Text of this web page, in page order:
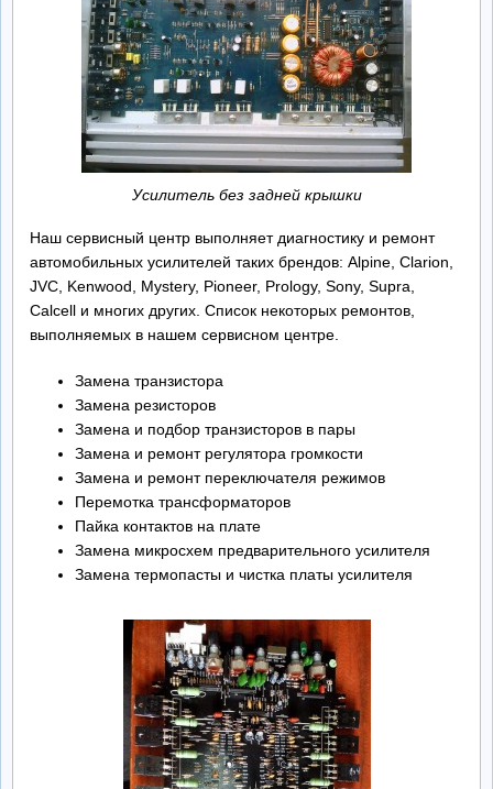
Усилитель без задней крышки
Наш сервисный центр выполняет диагностику и ремонт
автомобильных усилителей таких брендов: Alpine, Clarion,
JVC, Kenwood, Mystery, Pioneer, Prology, Sony, Supra,
Calcell и многих других. Список некоторых ремонтов,
выполняемых в нашем сервисном центре.
Замена транзистора
Замена резисторов
Замена и подбор транзисторов в пары
Замена и ремонт регулятора громкости
Замена и ремонт переключателя режимов
Перемотка трансформаторов
Пайка контактов на плате
Замена микросхем предварительного усилителя
Замена термопасты и чистка платы усилителя